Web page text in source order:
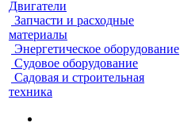
Двигатели
Запчасти и расходные
материалы
Энергетическое оборудование
Судовое оборудование
Садовая и строительная
техника